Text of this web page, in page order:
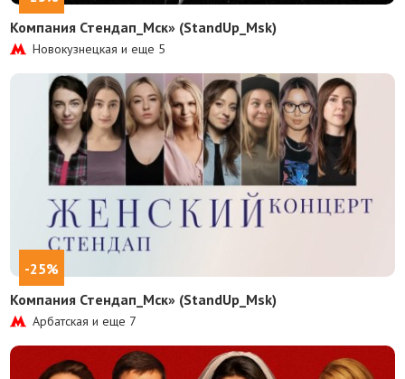
Компания Стендап_Мск» (StandUp_Msk)
Новокузнецкая и еще 5
-25%
Компания Стендап_Мск» (StandUp_Msk)
Арбатская и еще 7